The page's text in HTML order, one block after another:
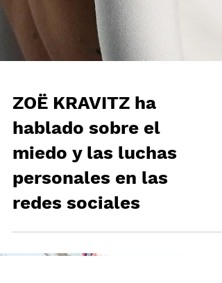
ZOË KRAVITZ ha
hablado sobre el
miedo y las luchas